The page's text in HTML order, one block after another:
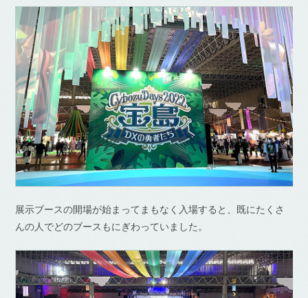
展示ブースの開場が始まってまもなく入場すると、既にたくさ
んの人でどのブースもにぎわっていました。